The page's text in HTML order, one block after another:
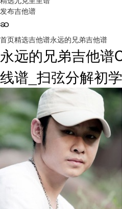
发布吉他谱
首页精选吉他谱永远的兄弟吉他谱
永远的兄弟吉他谱
线谱_扫弦分解初